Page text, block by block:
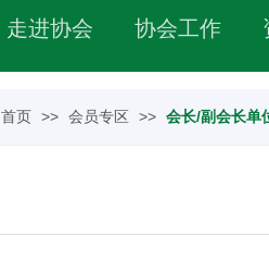
走进协会 协会工作
首页 >> 会员专区 >> 会长/副会长单